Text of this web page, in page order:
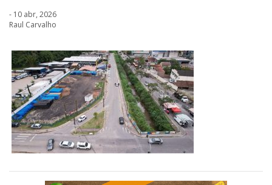
- 10 abr, 2026
Raul Carvalho